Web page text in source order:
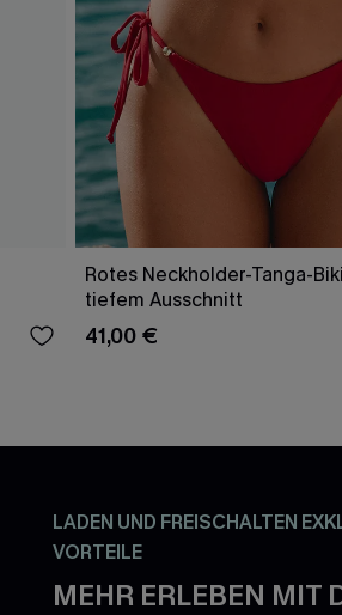
Rotes Neckholder-Tanga-
tiefem Ausschnitt
41,00 €
LADEN UND FREISCHALTEN
VORTEILE
MEHR ERLEBEN MIT